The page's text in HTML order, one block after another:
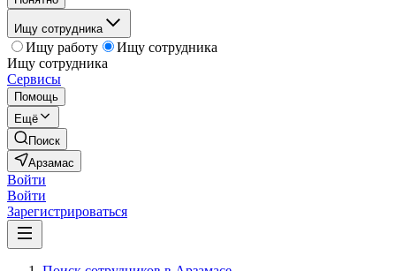
Ищу сотрудника
Ищу работу
Ищу сотрудника
Ищу сотрудника
Сервисы
Помощь
Ещё
Поиск
Арзамас
Войти
Войти
Зарегистрироваться